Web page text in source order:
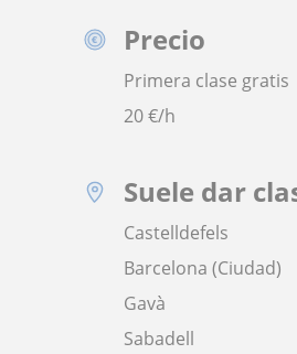
Precio
Primera clase gratis
20€/h
Suele dar
Castelldefels
Barcelona (Ciudad)
Gavà
Sabadell